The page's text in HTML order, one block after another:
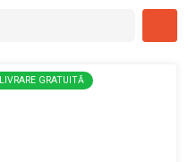
LIVRARE GRATUITĂ